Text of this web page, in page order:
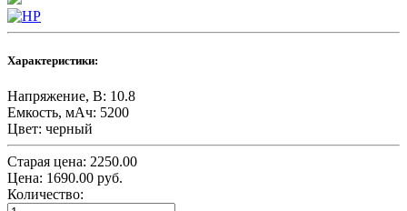
Характеристики:
Напряжение, В: 10.8
Емкость, мАч: 5200
Цвет: черный
Старая цена: 2250.00
Цена: 1690.00 руб.
Количество: